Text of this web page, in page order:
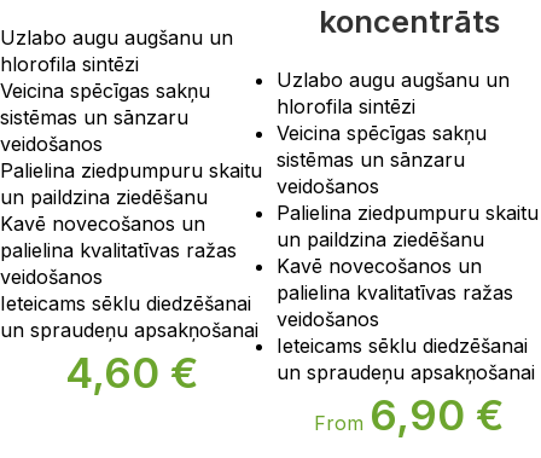
Uzlabo augu augšanu un
hlorofila sintēzi
Veicina spēcīgas sakņu
sistēmas un sānzaru
veidošanos
Palielina ziedpumpuru skaitu
un paildzina ziedēšanu
Kavē novecošanos un
palielina kvalitatīvas ražas
veidošanos
Ieteicams sēklu diedzēšanai
un spraudeņu apsakņošanai
4,60 €
koncentrāts
Uzlabo augu augšanu un
hlorofila sintēzi
Veicina spēcīgas sakņu
sistēmas un sānzaru
veidošanos
Palielina ziedpumpuru skaitu
un paildzina ziedēšanu
Kavē novecošanos un
palielina kvalitatīvas ražas
veidošanos
Ieteicams sēklu diedzēšanai
un spraudeņu apsakņošanai
From 6,90 €